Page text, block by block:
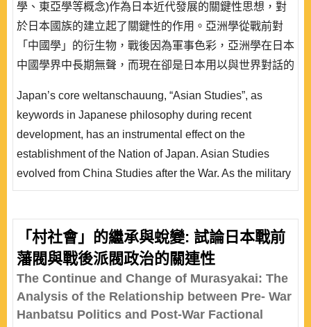
學、東亞學等概念)作為日本近代發展的關鍵性思想，對
於日本國族的建立起了關鍵性的作用。亞洲學從戰前對
「中國學」的衍生物，戰後因為軍事色彩，亞洲學在日本
中國學界中長期無聲，而現在卻是日本用以與世界對話的
觀念的研究，整理作為思想系譜的亞洲學歷史，用以說明
戰後亞洲學呈現的特色以及與戰前亞洲學的不同。亞洲學
的系譜有三點核心意識:作為日本民族自身的投射;作為日
Japan’s core weltanschauung, “Asian Studies”, as
keywords in Japanese philosophy during recent
development, has an instrumental effect on the
establishment of the Nation of Japan. Asian Studies
evolved from China Studies after the War. As the military
did not have an influence on Japan’s China Studies after
conversation with the rest of the world. This article
intends to produce a genealogy of Japan’s Asian
「村社會」的繼承與蛻變: 試論日本戰前
藩閥與戰後派閥政治的關連性
The Continue and Change of Murasyakai: The
Analysis of the Relationship between Pre- War
Hanbatsu Politics and Post-War Factional